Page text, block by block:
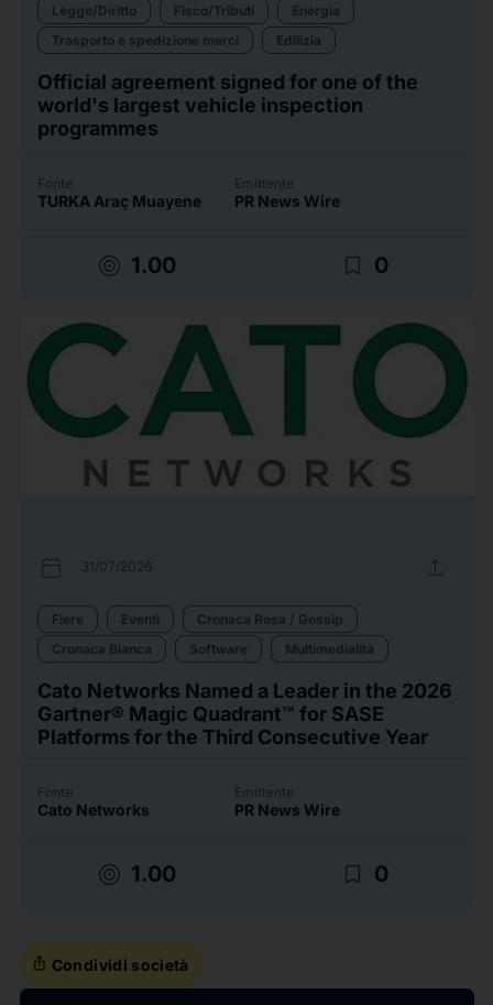
Legge/Diritto
Fisco/Tributi
Energia
Trasporto e spedizione merci
Edilizia
Official agreement signed for one of the
world's largest vehicle inspection
programmes
Fonte
TURKA Araç Muayene
Emittente
PR News Wire
target 1.00 bookmark_border 0
calendar_today 31/07/2026 upload
Fiere Eventi
Cronaca Rosa / Gossip
Cronaca Bianca
Software Multimedialità
Cato Networks Named a Leader in the 2026
Gartner® Magic Quadrant™ for SASE
Platforms for the Third Consecutive Year
Fonte
Cato Networks
Emittente
PR News Wire
target 1.00 bookmark_border 0
ios_share Condividi società